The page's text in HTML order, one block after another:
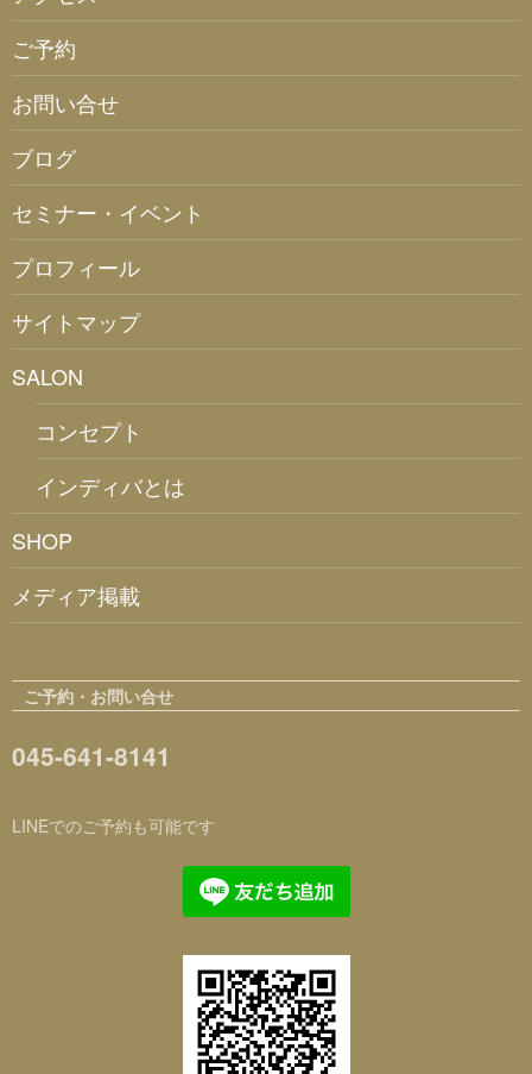
ご予約
お問い合せ
ブログ
セミナー・イベント
プロフィール
サイトマップ
SALON
コンセプト
インディバとは
SHOP
メディア掲載
ご予約・お問い合せ
045-641-8141
LINEでのご予約も可能です